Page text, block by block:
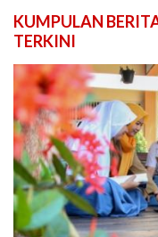
KUMPULAN
TERKINI